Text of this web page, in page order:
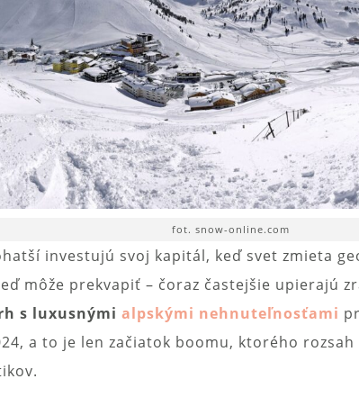
fot. snow-online.com
investujú svoj kapitál, keď svet zmieta
môže prekvapiť – čoraz častejšie upierajú
s luxusnými alpskými nehnuteľnosťami
a to je len začiatok boomu, ktorého rozsah